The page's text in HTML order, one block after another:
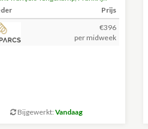
Prijs
€396
per midweek
Bijgewerkt:Vandaag